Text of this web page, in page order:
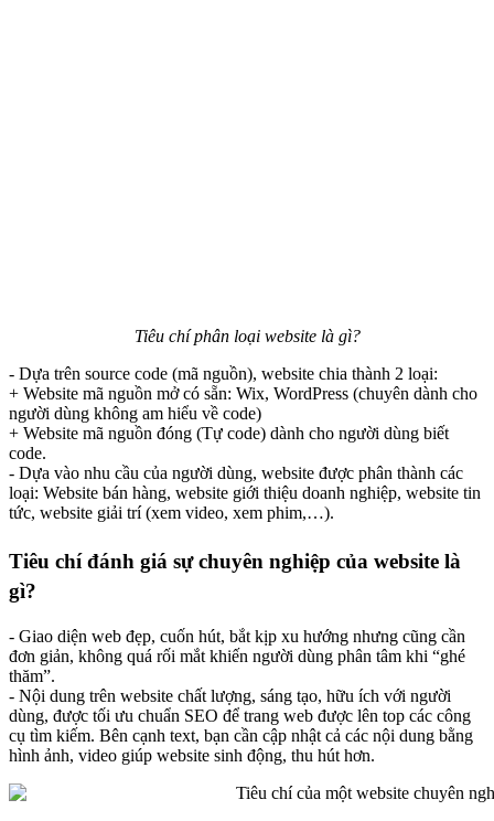
Tiêu chí phân loại website là gì?
- Dựa trên source code (mã nguồn), website chia thành 2 loại:
+ Website mã nguồn mở có sẵn: Wix, WordPress (chuyên dành cho
người dùng không am hiểu về code)
+ Website mã nguồn đóng (Tự code) dành cho người dùng biết
code.
- Dựa vào nhu cầu của người dùng, website được phân thành các
loại: Website bán hàng, website giới thiệu doanh nghiệp, website tin
tức, website giải trí (xem video, xem phim,…).
Tiêu chí đánh giá sự chuyên nghiệp của website là
gì?
- Giao diện web đẹp, cuốn hút, bắt kịp xu hướng nhưng cũng cần
đơn giản, không quá rối mắt khiến người dùng phân tâm khi “ghé
thăm”.
- Nội dung trên website chất lượng, sáng tạo, hữu ích với người
dùng, được tối ưu chuẩn SEO để trang web được lên top các công
cụ tìm kiếm. Bên cạnh text, bạn cần cập nhật cả các nội dung bằng
hình ảnh, video giúp website sinh động, thu hút hơn.